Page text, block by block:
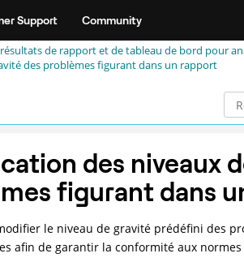
Support Community
de rapport et de tableau de bord pour
des problèmes figurant dans un rapport
des niveaux
figurant dans
le niveau de gravité prédéfini des
afin de garantir la conformité aux